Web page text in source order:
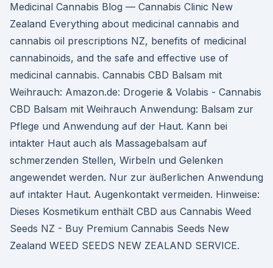
Medicinal Cannabis Blog — Cannabis Clinic New
Zealand Everything about medicinal cannabis and
cannabis oil prescriptions NZ, benefits of medicinal
cannabinoids, and the safe and effective use of
medicinal cannabis. Cannabis CBD Balsam mit
Weihrauch: Amazon.de: Drogerie & Volabis - Cannabis
CBD Balsam mit Weihrauch Anwendung: Balsam zur
Pflege und Anwendung auf der Haut. Kann bei
intakter Haut auch als Massagebalsam auf
schmerzenden Stellen, Wirbeln und Gelenken
angewendet werden. Nur zur äußerlichen Anwendung
auf intakter Haut. Augenkontakt vermeiden. Hinweise:
Dieses Kosmetikum enthält CBD aus Cannabis Weed
Seeds NZ - Buy Premium Cannabis Seeds New
Zealand WEED SEEDS NEW ZEALAND SERVICE.